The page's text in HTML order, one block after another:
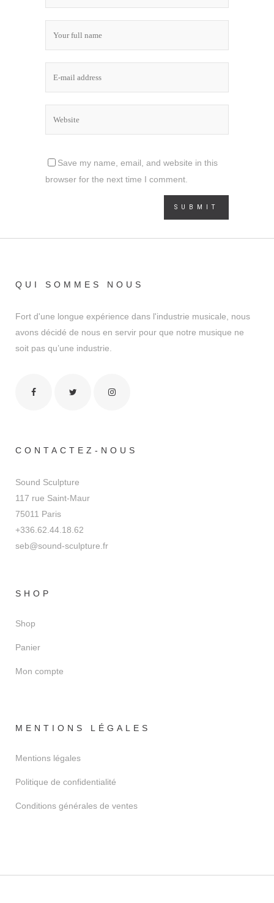
Save my name, email, and website in this
browser for the next time I comment.
QUI SOMMES NOUS
Fort d'une longue expérience dans l'industrie musicale, nous
avons décidé de nous en servir pour que notre musique ne
soit pas qu’une industrie.
CONTACTEZ-NOUS
Sound Sculpture
117 rue Saint-Maur
75011 Paris
+336.62.44.18.62
seb@sound-sculpture.fr
SHOP
Shop
Panier
Mon compte
MENTIONS LÉGALES
Mentions légales
Politique de confidentialité
Conditions générales de ventes